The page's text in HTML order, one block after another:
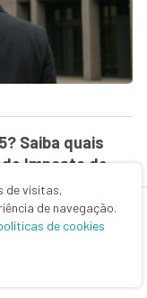
Saiba quais
Imposto de
de visitas,
de navegação.
de cookies